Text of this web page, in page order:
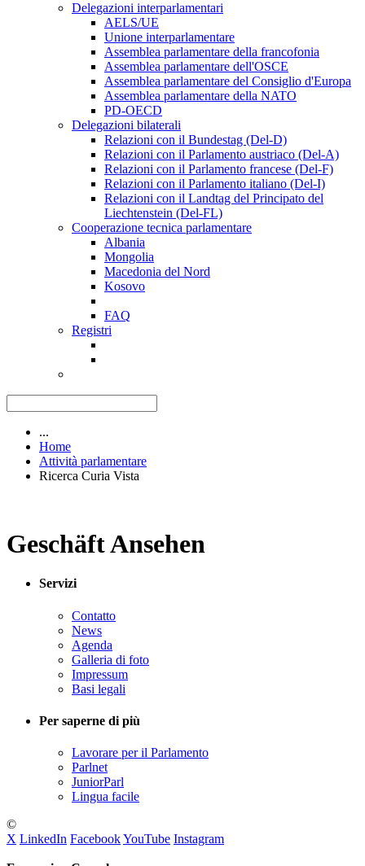
Delegazioni interparlamentari
AELS/UE
Unione interparlamentare
Assemblea parlamentare della francofonia
Assemblea parlamentare dell'OSCE
Assemblea parlamentare del Consiglio d'Europa
Assemblea parlamentare della NATO
PD-OECD
Delegazioni bilaterali
Relazioni con il Bundestag (Del-D)
Relazioni con il Parlamento austriaco (Del-A)
Relazioni con il Parlamento francese (Del-F)
Relazioni con il Parlamento italiano (Del-I)
Relazioni con il Landtag del Principato del
Liechtenstein (Del-FL)
Cooperazione tecnica parlamentare
Albania
Mongolia
Macedonia del Nord
Kosovo
FAQ
Registri
...
Home
Attività parlamentare
Ricerca Curia Vista
Geschäft Ansehen
Servizi
Contatto
News
Agenda
Galleria di foto
Impressum
Basi legali
Per saperne di più
Lavorare per il Parlamento
Parlnet
JuniorParl
Lingua facile
©
X LinkedIn FacebookYouTube Instagram